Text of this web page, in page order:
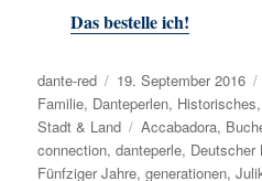
Das bestelle ich!
Autor
dante-red
Veröffentlicht
am
19. September 2016
Familie, Danteperlen, Historisches,
Stadt & Land
Schlagwörter
Accabadora,
connection,danteperle, Deutscher
Fünfziger Jahre,generationen,